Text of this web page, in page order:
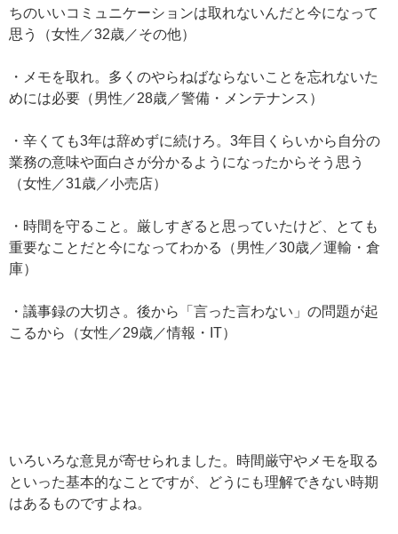
ちのいいコミュニケーションは取れないんだと今になって
思う（女性／32歳／その他）
・メモを取れ。多くのやらねばならないことを忘れないた
めには必要（男性／28歳／警備・メンテナンス）
・辛くても3年は辞めずに続けろ。3年目くらいから自分の
業務の意味や面白さが分かるようになったからそう思う
（女性／31歳／小売店）
・時間を守ること。厳しすぎると思っていたけど、とても
重要なことだと今になってわかる（男性／30歳／運輸・倉
庫）
・議事録の大切さ。後から「言った言わない」の問題が起
こるから（女性／29歳／情報・IT）
いろいろな意見が寄せられました。時間厳守やメモを取る
といった基本的なことですが、どうにも理解できない時期
はあるものですよね。